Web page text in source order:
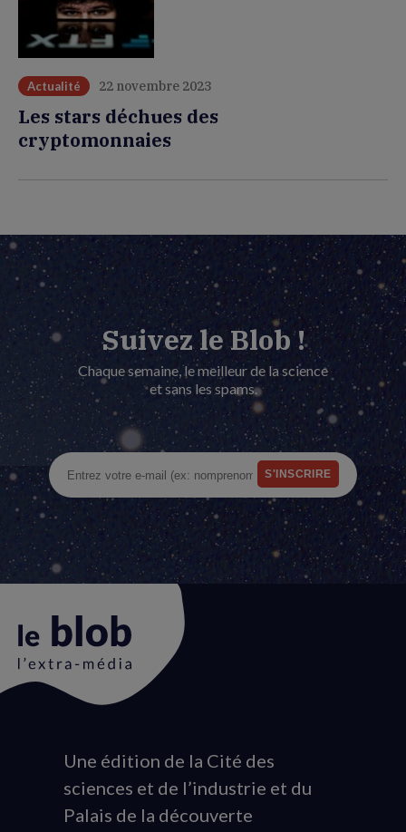
Actualité 22 novembre 2023
Les stars déchues des
cryptomonnaies
Suivez le Blob !
Chaque semaine, le meilleur de la science
et sans les spams.
Animation
du
logo
Une édition de la Cité des
sciences et de l’industrie et du
Palais de la découverte